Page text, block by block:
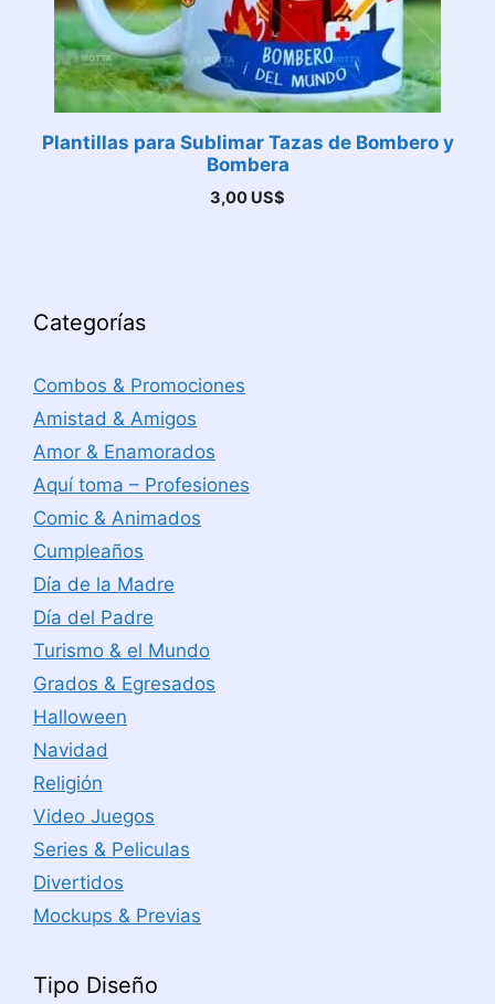
Plantillas para Sublimar Tazas de Bombero y
Bombera
3,00 US$
Categorías
Combos & Promociones
Amistad & Amigos
Amor & Enamorados
Aquí toma – Profesiones
Comic & Animados
Cumpleaños
Día de la Madre
Día del Padre
Turismo & el Mundo
Grados & Egresados
Halloween
Navidad
Religión
Video Juegos
Series & Peliculas
Divertidos
Mockups & Previas
Tipo Diseño